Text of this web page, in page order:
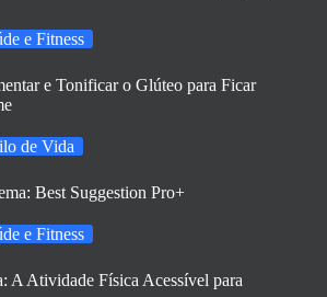
e Fitness
e Tonificar o Glúteo para Ficar
de Vida
Best Suggestion Pro+
e Fitness
A Atividade Física Acessível para